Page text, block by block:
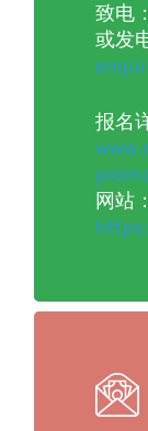
致电
或发
报名
网站：